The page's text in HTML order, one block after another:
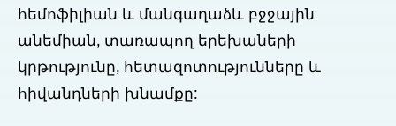
հեմոֆիլիան և մանգաղաձև բջջային
անեմիան, տառապող երեխաների
կրթությունը, հետազոտությունները և
հիվանդների խնամքը: